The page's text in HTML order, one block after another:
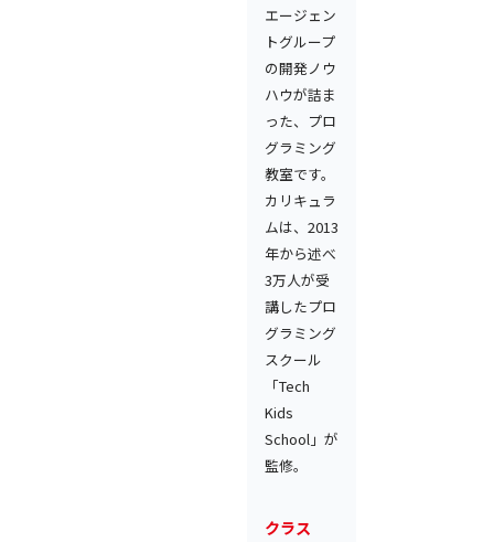
エージェン
トグループ
の開発ノウ
ハウが詰ま
った、プロ
グラミング
教室です。
カリキュラ
ムは、2013
年から述べ
3万人が受
講したプロ
グラミング
スクール
「Tech
Kids
School」が
監修。
クラス